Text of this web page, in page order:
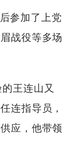
参加了上党
战役等多场
王连山又
连指导员，
应，他带领